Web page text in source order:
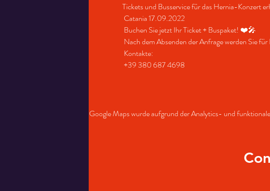
Tickets und Busservice für das Hernia-Konzert
Catania 17.09.2022
Buchen Sie jetzt Ihr Ticket + Buspaket! ❤️🎤
Nach dem Absenden der Anfrage werden Sie
Kontakte:
+39 380 687 4698
Google Maps wurde aufgrund der Analytics- und